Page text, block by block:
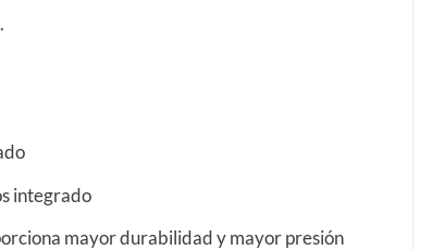
integrado
mayor durabilidad y mayor presión